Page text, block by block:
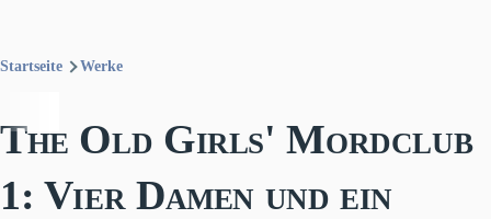
Startseite Werke
The Old Girls' Mordclub
1: Vier Damen und ein